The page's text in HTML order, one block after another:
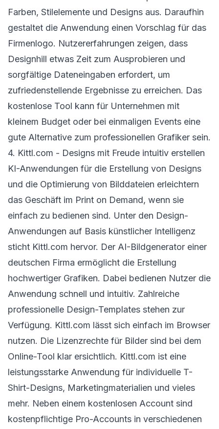
Farben, Stilelemente und Designs aus. Daraufhin
gestaltet die Anwendung einen Vorschlag für das
Firmenlogo. Nutzererfahrungen zeigen, dass
Designhill etwas Zeit zum Ausprobieren und
sorgfältige Dateneingaben erfordert, um
zufriedenstellende Ergebnisse zu erreichen. Das
kostenlose Tool kann für Unternehmen mit
kleinem Budget oder bei einmaligen Events eine
gute Alternative zum professionellen Grafiker sein.
4. Kittl.com - Designs mit Freude intuitiv erstellen
KI-Anwendungen für die Erstellung von Designs
und die Optimierung von Bilddateien erleichtern
das Geschäft im Print on Demand, wenn sie
einfach zu bedienen sind. Unter den Design-
Anwendungen auf Basis künstlicher Intelligenz
sticht Kittl.com hervor. Der AI-Bildgenerator einer
deutschen Firma ermöglicht die Erstellung
hochwertiger Grafiken. Dabei bedienen Nutzer die
Anwendung schnell und intuitiv. Zahlreiche
professionelle Design-Templates stehen zur
Verfügung. Kittl.com lässt sich einfach im Browser
nutzen. Die Lizenzrechte für Bilder sind bei dem
Online-Tool klar ersichtlich. Kittl.com ist eine
leistungsstarke Anwendung für individuelle T-
Shirt-Designs, Marketingmaterialien und vieles
mehr. Neben einem kostenlosen Account sind
kostenpflichtige Pro-Accounts in verschiedenen